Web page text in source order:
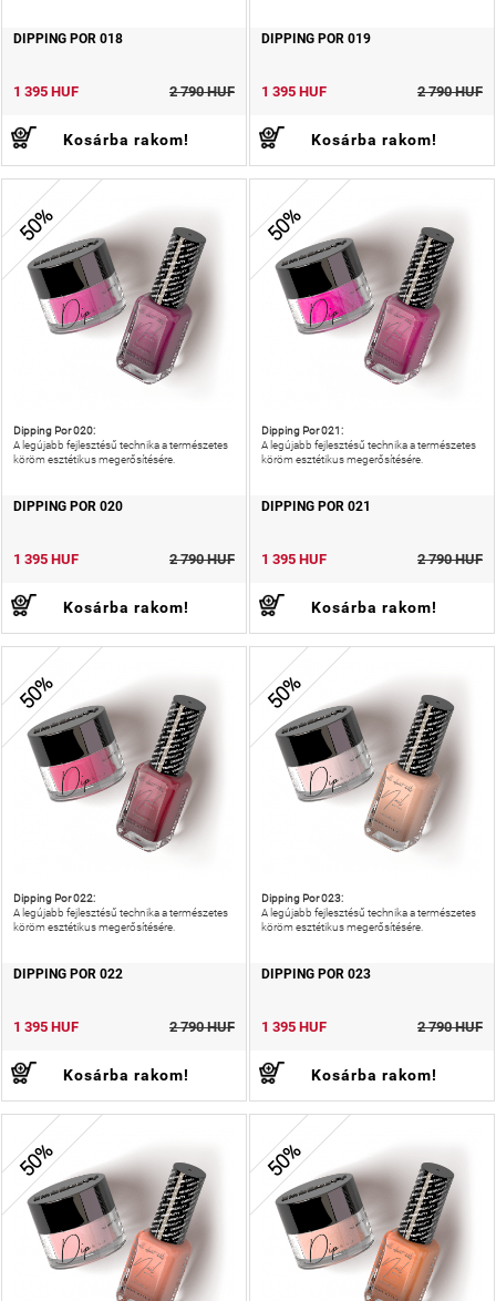
DIPPING POR 018
1 395 HUF 2 790 HUF
Kosárba rakom!
DIPPING POR 019
1 395 HUF 2 790 HUF
Kosárba rakom!
50%
Dipping Por 020:
A legújabb fejlesztésű technika a természetes
köröm esztétikus megerősítésére.
DIPPING POR 020
1 395 HUF 2 790 HUF
Kosárba rakom!
50%
Dipping Por 021:
A legújabb fejlesztésű technika a természetes
köröm esztétikus megerősítésére.
DIPPING POR 021
1 395 HUF 2 790 HUF
Kosárba rakom!
50%
Dipping Por 022:
A legújabb fejlesztésű technika a természetes
köröm esztétikus megerősítésére.
DIPPING POR 022
1 395 HUF 2 790 HUF
Kosárba rakom!
50%
Dipping Por 023:
A legújabb fejlesztésű technika a természetes
köröm esztétikus megerősítésére.
DIPPING POR 023
1 395 HUF 2 790 HUF
Kosárba rakom!
50% 50%